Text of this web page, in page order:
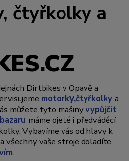
čtyřkolky a
Dirtbikes v Opavě a
motorky,čtyřkolkya
můžete tyto mašinyvypůjčit
bazaru máme ojeté i předváděcí
Vybavíme vás od hlavy k
a všechny vaše stroje doladíte
.